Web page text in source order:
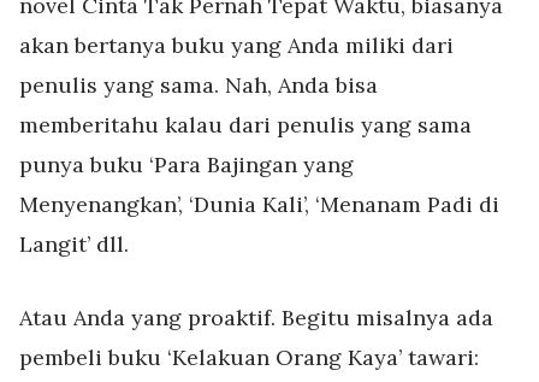
akan bertanya buku yang Anda miliki dari
penulis yang sama. Nah, Anda bisa
memberitahu kalau dari penulis yang sama
punya buku ‘Para Bajingan yang
Menyenangkan’, ‘Dunia Kali’, ‘Menanam Padi di
Langit’ dll.
Atau Anda yang proaktif. Begitu misalnya ada
pembeli buku ‘Kelakuan Orang Kaya’ tawari: